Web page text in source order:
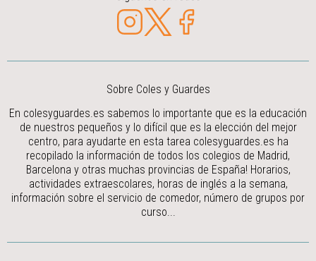
Sobre Coles y Guardes
En colesyguardes.es sabemos lo importante que es la educación
de nuestros pequeños y lo difícil que es la elección del mejor
centro, para ayudarte en esta tarea colesyguardes.es ha
recopilado la información de todos los colegios de Madrid,
Barcelona y otras muchas provincias de España! Horarios,
actividades extraescolares, horas de inglés a la semana,
información sobre el servicio de comedor, número de grupos por
curso...